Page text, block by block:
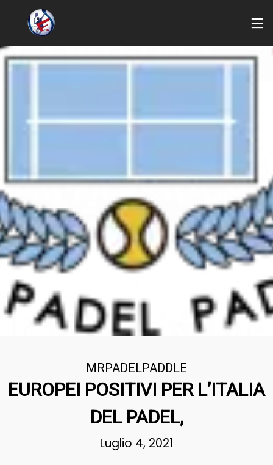
MRPADELPADDLE
EUROPEI POSITIVI PER L’ITALIA
DEL PADEL,
Luglio 4, 2021